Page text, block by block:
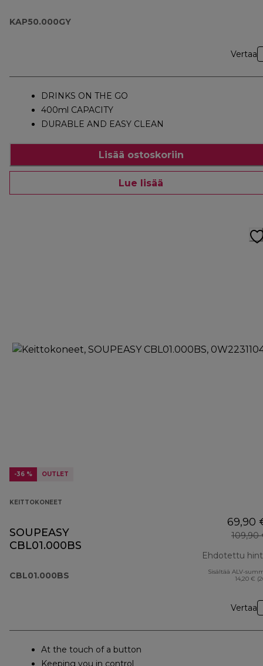
KAP50.000GY
Vertaa
DRINKS ON THE GO
400ml CAPACITY
DURABLE AND EASY CLEAN
Lisää ostoskoriin
Lue lisää
-36 % OUTLET
KEITTOKONEET
SOUPEASY
CBL01.000BS
CBL01.000BS
69,90
109,90
Ehdotettu
Sisältää ALV-
14,20 €
Vertaa
At the touch of a button